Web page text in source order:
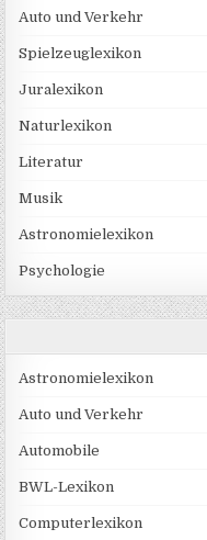
Auto und Verkehr
Spielzeuglexikon
Juralexikon
Naturlexikon
Literatur
Musik
Astronomielexikon
Psychologie
Astronomielexikon
Auto und Verkehr
Automobile
BWL-Lexikon
Computerlexikon